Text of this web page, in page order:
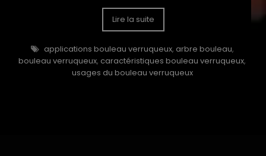
Lire la suite
applications bouleau verruqueux, arbre bouleau,
bouleau verruqueux, caractéristiques bouleau verruqueux,
usages du bouleau verruqueux